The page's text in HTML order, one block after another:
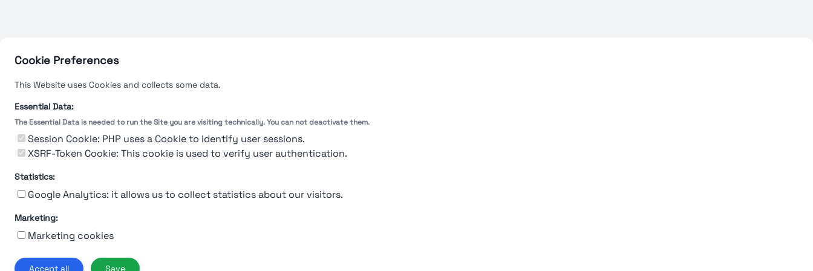
Cookie Preferences
This Website uses Cookies and collects some data.
Essential Data:
The Essential Data is needed to run the Site you are visiting technically. You can not deactivate them.
Session Cookie: PHP uses a Cookie to identify user sessions.
XSRF-Token Cookie: This cookie is used to verify user authentication.
Statistics:
Google Analytics: it allows us to collect statistics about our visitors.
Marketing:
Marketing cookies
Accept all Save
© 2019-2026 Stupendio. All Rights Reserved | Smarteris S.r.l. P.IVA 02659750992 | Capitale Sociale € 2.550 i.v.